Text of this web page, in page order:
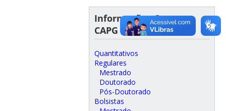
Informações Curso -
CAPG
Quantitativos
Regulares
Mestrado
Doutorado
Pós-Doutorado
Bolsistas